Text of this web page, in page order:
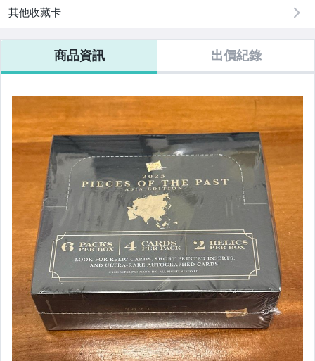
NBA 現貨卡盒
單卡專區
其它
其他收藏卡
商品資訊 出價紀錄